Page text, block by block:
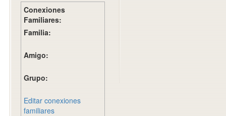
Conexiones
Familiares:
Familia:
Amigo:
Grupo:
Editar conexiones
familiares